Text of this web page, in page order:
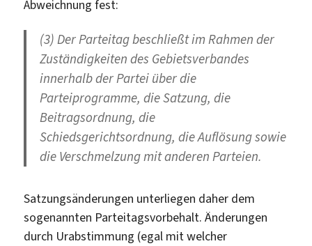
Abweichnung fest:
(3) Der Parteitag beschließt im Rahmen der
Zuständigkeiten des Gebietsverbandes
innerhalb der Partei über die
Parteiprogramme, die Satzung, die
Beitragsordnung, die
Schiedsgerichtsordnung, die Auflösung sowie
die Verschmelzung mit anderen Parteien.
Satzungsänderungen unterliegen daher dem
sogenannten Parteitagsvorbehalt. Änderungen
durch Urabstimmung (egal mit welcher